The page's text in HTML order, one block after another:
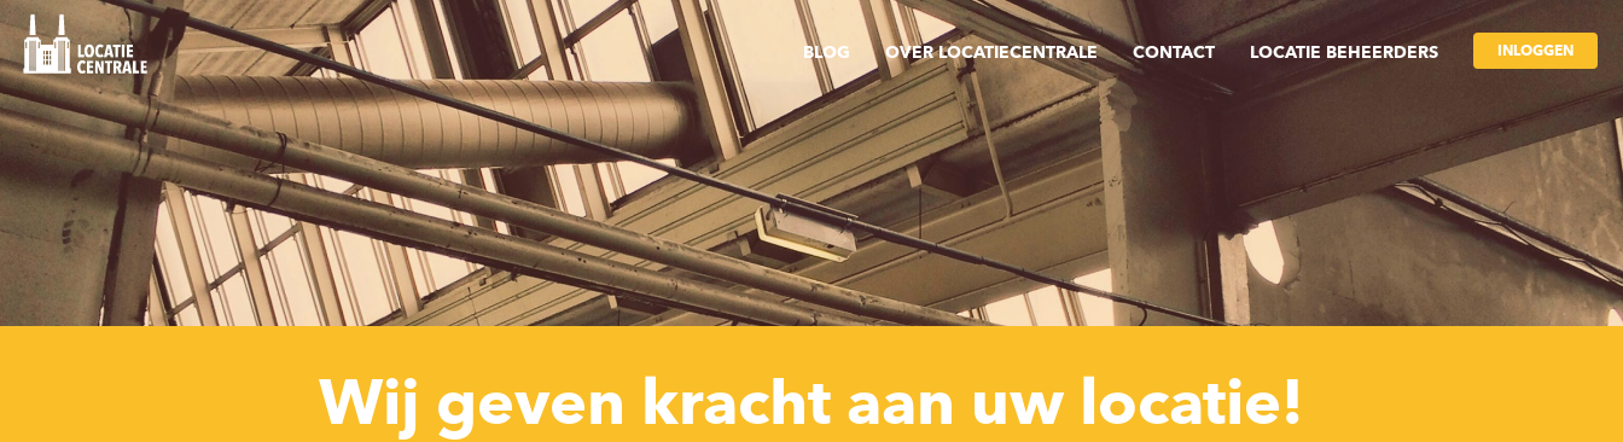
BLOG OVER LOCATIECENTRALE CONTACT LOCATIE BEHEERDERS INLOGGEN
Wij geven kracht aan uw locatie!